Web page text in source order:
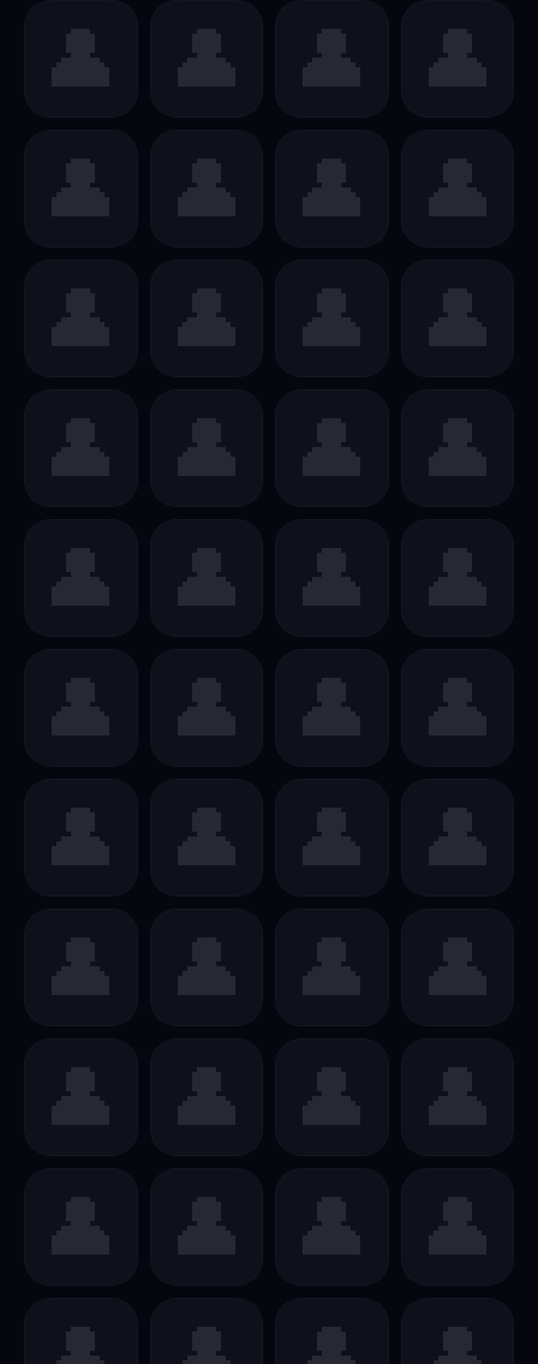
👤
👤 👤
👤
👤
👤 👤
👤
👤
👤 👤
👤
👤
👤 👤
👤
👤
👤 👤
👤
👤
👤 👤
👤
👤
👤 👤
👤
👤
👤 👤
👤
👤
👤 👤
👤
👤
👤 👤
👤